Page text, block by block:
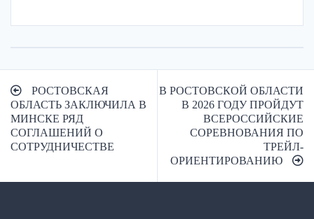
Навигация
по
записям
РОСТОВСКАЯ
ОБЛАСТЬ ЗАКЛЮЧИЛА В
МИНСКЕ РЯД
СОГЛАШЕНИЙ О
СОТРУДНИЧЕСТВЕ
В РОСТОВСКОЙ ОБЛАСТИ
В 2026 ГОДУ ПРОЙДУТ
ВСЕРОССИЙСКИЕ
СОРЕВНОВАНИЯ ПО
ТРЕЙЛ-
ОРИЕНТИРОВАНИЮ